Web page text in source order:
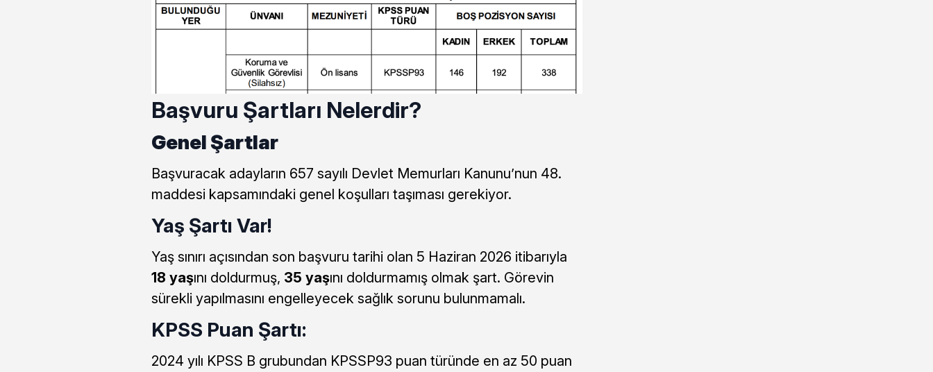
Başvuru Şartları Nelerdir?
Genel Şartlar
Başvuracak adayların 657 sayılı Devlet Memurları Kanunu’nun 48.
maddesi kapsamındaki genel koşulları taşıması gerekiyor.
Yaş Şartı Var!
Yaş sınırı açısından son başvuru tarihi olan 5 Haziran 2026 itibarıyla
18 yaşını doldurmuş, 35 yaşını doldurmamış olmak şart. Görevin
sürekli yapılmasını engelleyecek sağlık sorunu bulunmamalı.
KPSS Puan Şartı:
2024 yılı KPSS B grubundan KPSSP93 puan türünde en az 50 puan